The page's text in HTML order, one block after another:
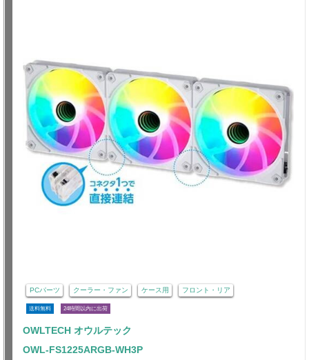
PCパーツ クーラー・ファン ケース用 フロント・リア
送料無料 24時間以内に出荷
OWLTECH オウルテック
OWL-FS1225ARGB-WH3P